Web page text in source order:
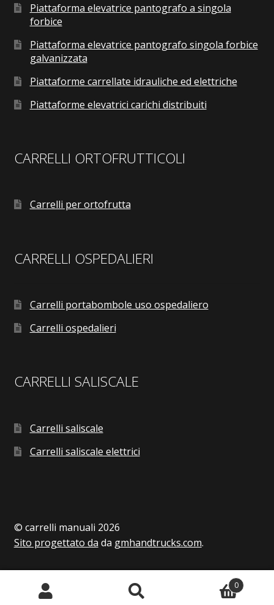
Piattaforma elevatrice pantografo a singola
forbice
Piattaforma elevatrice pantografo singola forbice
galvanizzata
Piattaforme carrellate idrauliche ed elettriche
Piattaforme elevatrici carichi distribuiti
CARRELLI ORTOFRUTTICOLI
Carrelli per ortofrutta
CARRELLI OSPEDALIERI
Carrelli portabombole uso ospedaliero
Carrelli ospedalieri
CARRELLI SALISCALE
Carrelli saliscale
Carrelli saliscale elettrici
© carrelli manuali 2026
Sito progettato da da gmhandtrucks.com.
0